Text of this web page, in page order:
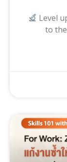
Level
to